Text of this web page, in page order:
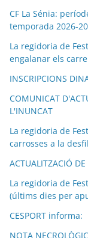
CF La Sénia:
temporada 2026-
La regidoria de
engalanar els
INSCRIPCIONS
COMUNICAT
L'INUNCAT
La regidoria de
carrosses a la
ACTUALITZACIÓ
La regidoria de
(últims dies per
CESPORT informa:
NOTA